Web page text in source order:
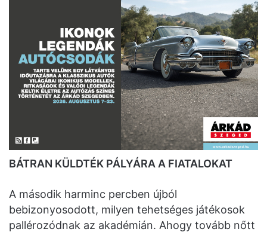
BÁTRAN KÜLDTÉK PÁLYÁRA A FIATALOKAT
A második harminc percben újból
bebizonyosodott, milyen tehetséges játékosok
pallérozódnak az akadémián. Ahogy tovább nőtt